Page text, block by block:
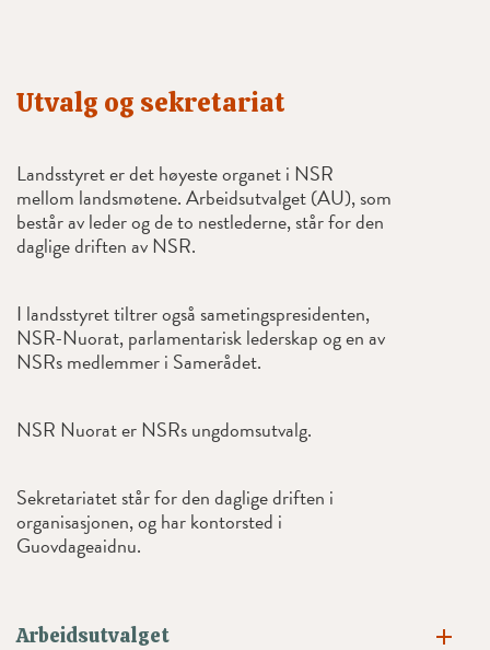
Utvalg og sekretariat
Landsstyret er det høyeste organet i NSR
mellom landsmøtene. Arbeidsutvalget (AU), som
består av leder og de to nestlederne, står for den
daglige driften av NSR.
I landsstyret tiltrer også sametingspresidenten,
NSR-Nuorat, parlamentarisk lederskap og en av
NSRs medlemmer i Samerådet.
NSR Nuorat er NSRs ungdomsutvalg.
Sekretariatet står for den daglige driften i
organisasjonen, og har kontorsted i
Guovdageaidnu.
Arbeidsutvalget